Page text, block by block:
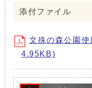
添付ファイル
文殊の森公園使
4.95KB)